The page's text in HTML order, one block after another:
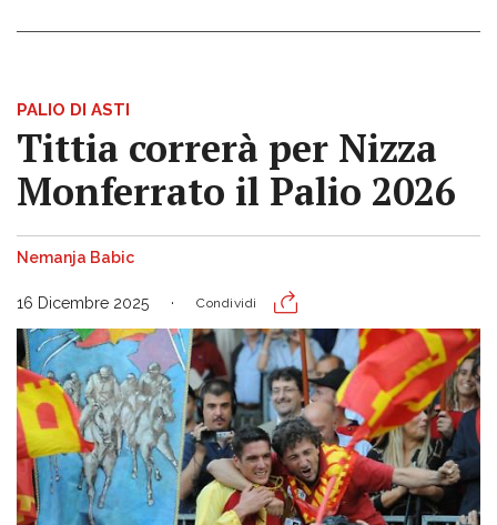
PALIO DI ASTI
Tittia correrà per Nizza
Monferrato il Palio 2026
Nemanja Babic
16 Dicembre 2025 Condividi